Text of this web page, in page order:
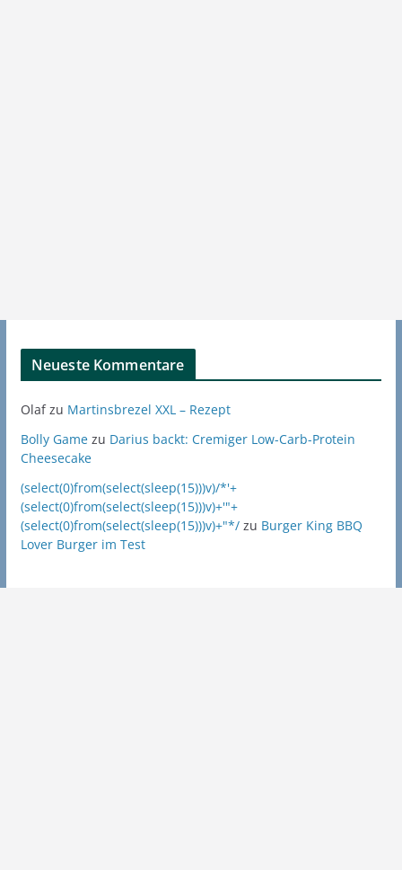
Neueste Kommentare
Olafzu Martinsbrezel XXL – Rezept
Bolly Gamezu Darius backt: Cremiger Low-Carb-Protein
Cheesecake
(select(0)from(select(sleep(15)))v)/*'+
(select(0)from(select(sleep(15)))v)+'"+
(select(0)from(select(sleep(15)))v)+"*/zu Burger King BBQ
Lover Burger im Test